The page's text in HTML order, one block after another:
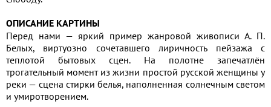
ОПИСАНИЕ КАРТИНЫ
Перед нами — яркий пример жанровой живописи А. П.
Белых, виртуозно сочетавшего лиричность пейзажа с
теплотой бытовых сцен. На полотне запечатлён
трогательный момент из жизни простой русской женщины у
реки — сцена стирки белья, наполненная солнечным светом
и умиротворением.